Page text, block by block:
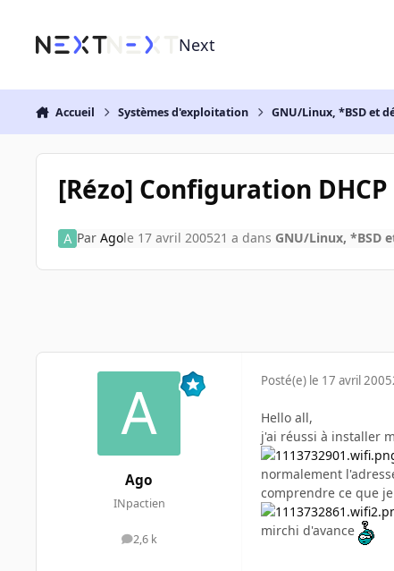
Next
Accueil Systèmes d'exploitation GNU/Linux, *BSD et
[Rézo] Configuration
Par Agole 17 avril 200521 a dans GNU/Linux, *BSD
Ago
INpactien
2,6 k
messages
Posté(e) le 17 avril 2005
Hello all,
j'ai réussi à installer
normalement
comprendre ce que
mirchi d'avance